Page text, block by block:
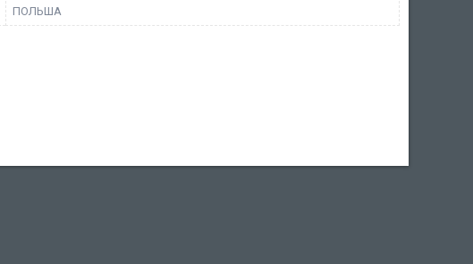
ПОЛЬША